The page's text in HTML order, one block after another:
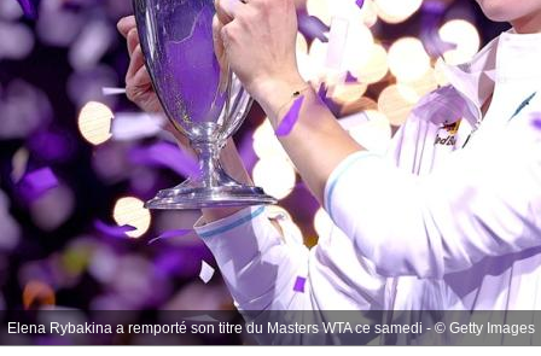
Elena Rybakina a remporté son titre du Masters WTA ce samedi - © Getty Images